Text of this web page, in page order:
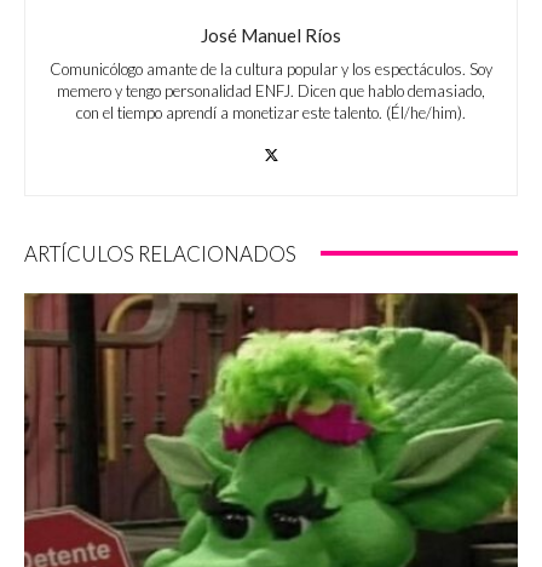
José Manuel Ríos
Comunicólogo amante de la cultura popular y los espectáculos. Soy
memero y tengo personalidad ENFJ. Dicen que hablo demasiado,
con el tiempo aprendí a monetizar este talento. (Él/he/him).
ARTÍCULOS RELACIONADOS